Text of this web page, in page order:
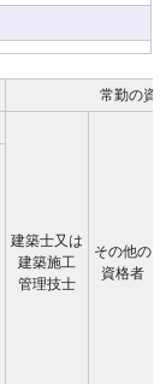
常勤の資
建築士又は
建築施工
管理技士
その他の
資格者